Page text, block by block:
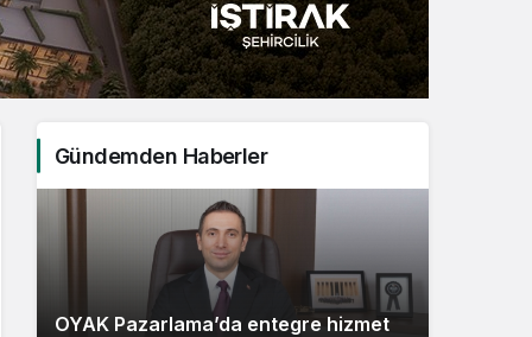
Sistem Modu
Sistem modunu seçin.
Gündemden Haberler
OYAK Pazarlama’da entegre hizmet